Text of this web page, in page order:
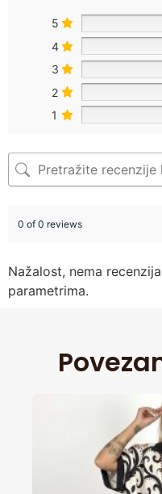
5
4
3
2
1
0 of 0 reviews
Nažalost, nema
parametrima.